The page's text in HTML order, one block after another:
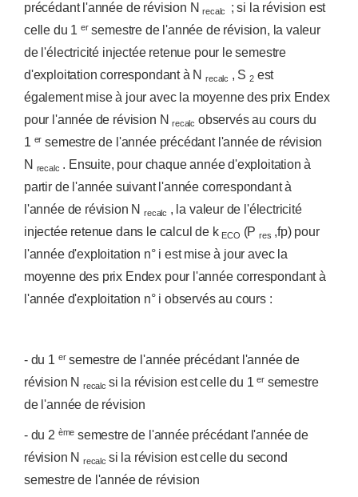
précédant l'année de révision Nrecalc
; si la révision est
celle du 1ersemestre de l'année de révision, la valeur
de l'électricité injectée retenue pour le semestre
d'exploitation correspondant à Nrecalc , S2est
également mise à jour avec la moyenne des prix Endex
pour l'année de révision Nrecalc observés au cours du
1 er semestre de l'année précédant l'année de révision
N recalc . Ensuite, pour chaque année d'exploitation à
partir de l'année suivant l'année correspondant à
l'année de révision Nrecalc , la valeur de l'électricité
injectée retenue dans le calcul de k ECO (Pres ,fp) pour
l'année d'exploitation n° i est mise à jour avec la
moyenne des prix Endex pour l'année correspondant à
l'année d'exploitation n° i observés au cours :
- du 1 ersemestre de l'année précédant l'année de
révision Nrecalc si la révision est celle du 1er semestre
de l'année de révision
- du 2 ème semestre de l'année précédant l'année de
révision Nrecalc si la révision est celle du second
semestre de l'année de révision